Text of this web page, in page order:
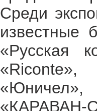
Среди
известные
«Русская